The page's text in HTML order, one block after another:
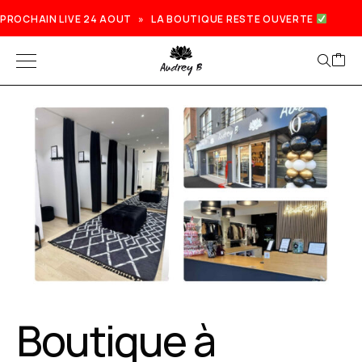
PROCHAIN LIVE 24 AOUT » LA BOUTIQUE RESTE OUVERTE
Prochain live lundi